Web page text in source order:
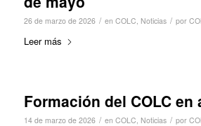
26 de marzo de 2026 / en COLC, Noticias / por
Leer más
Formación del COLC en
14 de marzo de 2026 / en COLC, Noticias / por